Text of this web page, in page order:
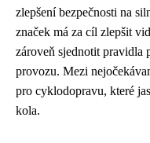
zlepšení bezpečnosti na
značek má za cíl zlepšit
zároveň sjednotit pravidla
provozu. Mezi
pro cyklodopravu, které
kola.